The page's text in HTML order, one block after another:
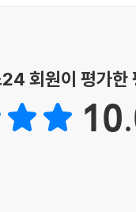
이 그렇듯이 모든 독재
는 진실이 실종되고
관론에 머물지 않고,
회원이 평가한